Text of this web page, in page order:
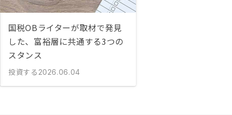
国税OBライターが取材で発見
した、富裕層に共通する3つの
スタンス
投資する 2026.06.04